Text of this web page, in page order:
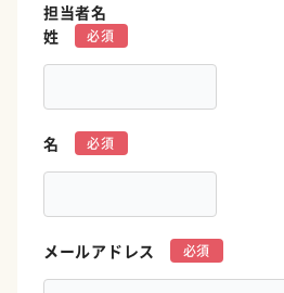
担当者名
姓
名
メールアドレス